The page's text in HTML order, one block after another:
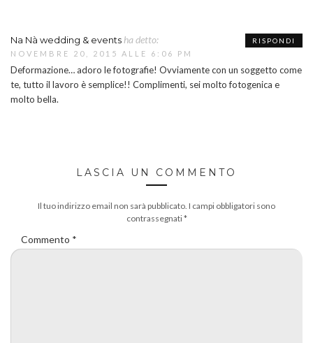
Na Nà wedding & events ha detto:
NOVEMBRE 20, 2015 ALLE 6:06 PM
Deformazione… adoro le fotografie! Ovviamente con un soggetto come
te, tutto il lavoro è semplice!! Complimenti, sei molto fotogenica e
molto bella.
RISPONDI
LASCIA UN COMMENTO
Il tuo indirizzo email non sarà pubblicato. I campi obbligatori sono
contrassegnati*
Commento *